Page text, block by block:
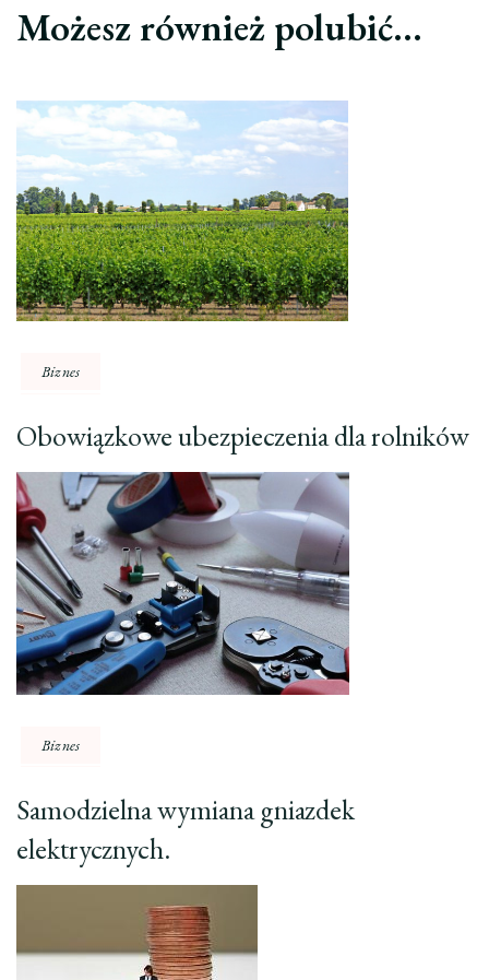
Możesz również polubić…
Biznes
Obowiązkowe ubezpieczenia dla rolników
Biznes
Samodzielna wymiana gniazdek
elektrycznych.